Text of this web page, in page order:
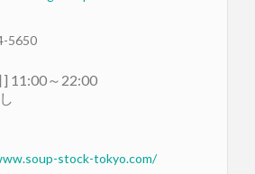
5650
11:00～22:00
stock-tokyo.com/